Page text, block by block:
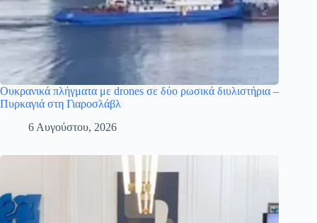
Ουκρανικά πλήγματα με drones σε δύο ρωσικά διυλιστήρια –
Πυρκαγιά στη Γιαροσλάβλ
6 Αυγούστου, 2026